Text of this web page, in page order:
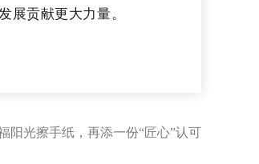
贡献更大力量。
阳光擦手纸，再添一份“匠心”认可